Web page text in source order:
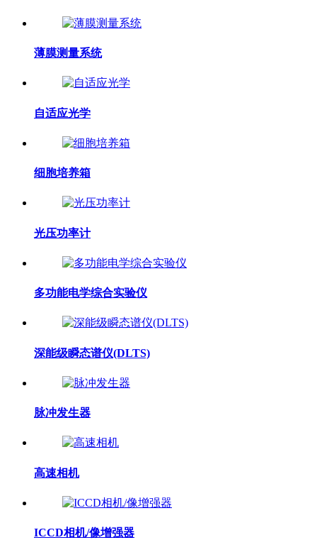
薄膜测量系统
自适应光学
细胞培养箱
光压功率计
多功能电学综合实验仪
深能级瞬态谱仪(DLTS)
脉冲发生器
高速相机
ICCD相机/像增强器